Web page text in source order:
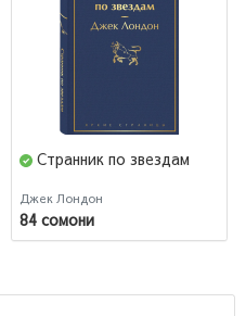
Странник по звездам
Джек Лондон
84 сомони